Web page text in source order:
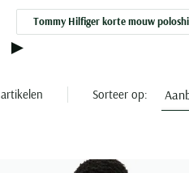
Tommy Hilfiger korte mouw
artikelen Sorteer op: